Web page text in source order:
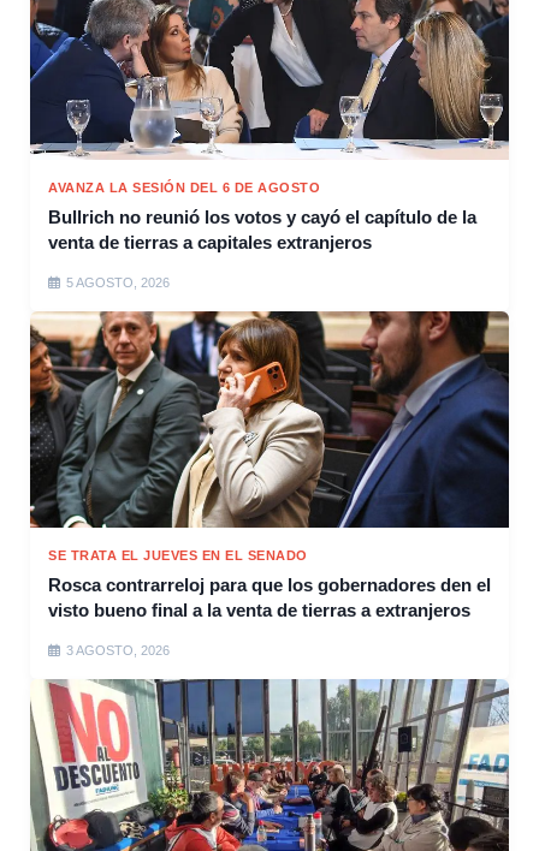
AVANZA LA SESIÓN DEL 6 DE AGOSTO
Bullrich no reunió los votos y cayó el capítulo de la
venta de tierras a capitales extranjeros
5 AGOSTO, 2026
SE TRATA EL JUEVES EN EL SENADO
Rosca contrarreloj para que los gobernadores den el
visto bueno final a la venta de tierras a extranjeros
3 AGOSTO, 2026